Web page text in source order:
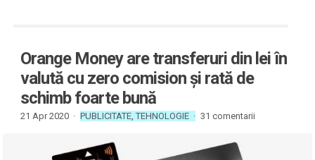
Orange Money are transferuri din lei în
valută cu zero comision și rată de
schimb foarte bună
21 Apr 2020 · PUBLICITATE ,TEHNOLOGIE · 31 comentarii